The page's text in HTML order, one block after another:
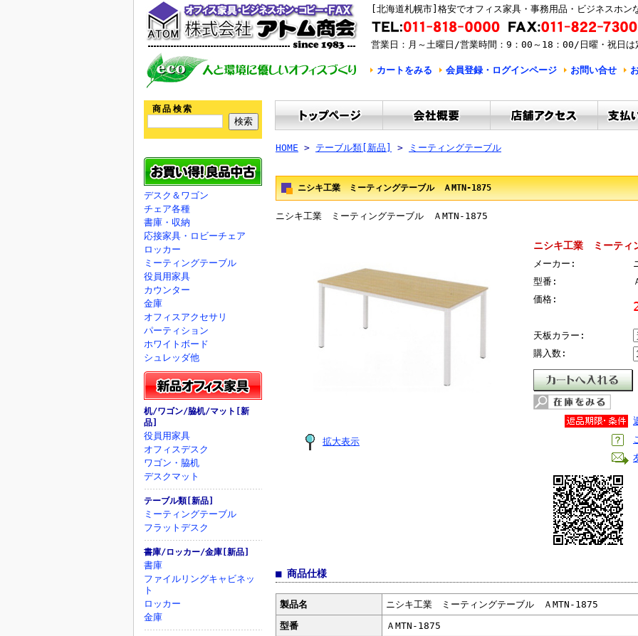
[北海道札幌市]格安でオフィス家具・事務用品・ビジネスホン
営業日：月～土曜日/営業時間：9：00～18：00/日曜・祝日は
カートをみる 会員登録・ログインページ お問い合せ
商品検索
デスク＆ワゴン
チェア各種
書庫・収納
応接家具・ロビーチェア
ロッカー
ミーティングテーブル
役員用家具
カウンター
金庫
オフィスアクセサリ
パーティション
ホワイトボード
シュレッダ他
机/ワゴン/脇机/マット[新
品]
役員用家具
オフィスデスク
ワゴン・脇机
デスクマット
テーブル類[新品]
ミーティングテーブル
フラットデスク
書庫/ロッカー/金庫[新品]
書庫
ファイルリングキャビネッ
ト
ロッカー
金庫
HOME > テーブル類[新品] > ミーティングテーブル
ニシキ工業 ミーティングテーブル ＡMTN-1875
ニシキ工業 ミーティングテーブル ＡMTN-1875
拡大表示
ニシキ工業 ミーティ
メーカー:
型番:
価格:
天板カラー:
購入数:
■ 商品仕様
製品名
ニシキ工業 ミーティングテーブル ＡMTN-1875
型番
ＡMTN-1875